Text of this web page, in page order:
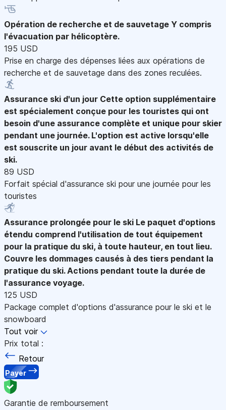
Opération de recherche et de sauvetage Y compris
l'évacuation par hélicoptère.
195 USD
Prise en charge des dépenses liées aux opérations de
recherche et de sauvetage dans des zones reculées.
Assurance ski d'un jour Cette option supplémentaire
est spécialement conçue pour les touristes qui ont
besoin d'une assurance complète et unique pour skier
pendant une journée. L'option est active lorsqu'elle
est souscrite un jour avant le début des activités de
ski.
89 USD
Forfait spécial d'assurance ski pour une journée pour les
touristes
Assurance prolongée pour le ski Le paquet d'options
étendu comprend l'utilisation de tout équipement
pour la pratique du ski, à toute hauteur, en tout lieu.
Couvre les dommages causés à des tiers pendant la
pratique du ski. Actions pendant toute la durée de
l'assurance voyage.
125 USD
Package complet d'options d'assurance pour le ski et le
snowboard
Tout voir
Prix total :
Retour
Payer
Garantie de remboursement